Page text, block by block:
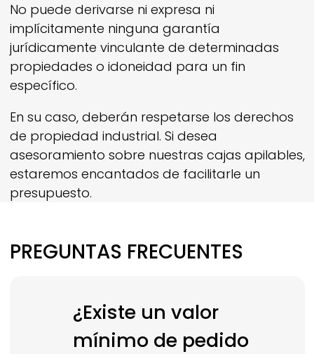
No puede derivarse ni expresa ni
implícitamente ninguna garantía
jurídicamente vinculante de determinadas
propiedades o idoneidad para un fin
específico.
En su caso, deberán respetarse los derechos
de propiedad industrial. Si desea
asesoramiento sobre nuestras cajas apilables,
estaremos encantados de facilitarle un
presupuesto.
PREGUNTAS FRECUENTES
¿Existe un valor
mínimo de pedido